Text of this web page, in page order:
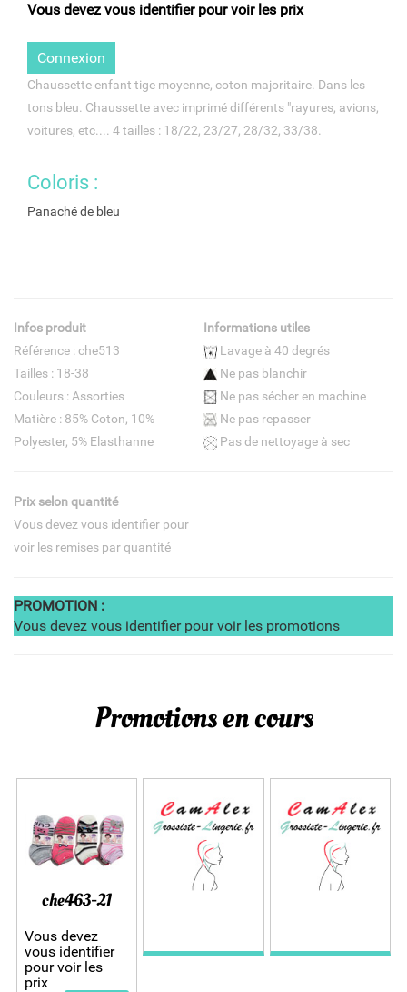
Vous devez vous identifier pour voir les prix
Connexion
Chaussette enfant tige moyenne, coton majoritaire. Dans les
tons bleu. Chaussette avec imprimé différents "rayures, avions,
voitures, etc.... 4 tailles : 18/22, 23/27, 28/32, 33/38.
Coloris :
Panaché de bleu
Infos produit
Référence : che513
Tailles : 18-38
Couleurs : Assorties
Matière : 85% Coton, 10%
Polyester, 5% Elasthanne
Informations utiles
Lavage à 40 degrés
Ne pas blanchir
Ne pas sécher en machine
Ne pas repasser
Pas de nettoyage à sec
Prix selon quantité
Vous devez vous identifier pour
voir les remises par quantité
PROMOTION :
Vous devez vous identifier pour voir les promotions
Promotions en cours
che463-21
Vous devez
vous identifier
pour voir les
prix